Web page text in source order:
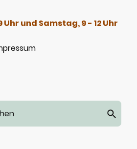
und Samstag, 9 - 12 Uhr